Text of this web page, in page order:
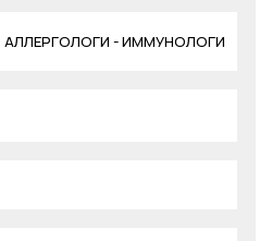
АЛЛЕРГОЛОГИ - ИММУНОЛОГИ